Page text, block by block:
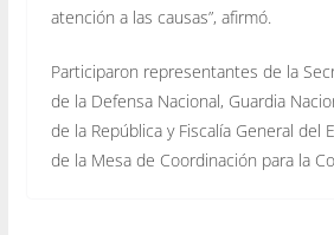
atención a las causas”, afirmó.
Participaron representantes de la
de la Defensa Nacional, Guardia
de la República y Fiscalía General del
de la Mesa de Coordinación para la